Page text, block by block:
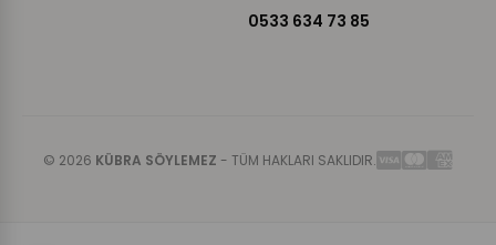
0533 634 73 85
© 2026 KÜBRA SÖYLEMEZ - TÜM HAKLARI SAKLIDIR.